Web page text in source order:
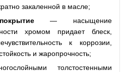
закаленной в масле;
покрытие— насыщение
хромом придает блеск,
к коррозии,
и жаропрочность;
толстостенными